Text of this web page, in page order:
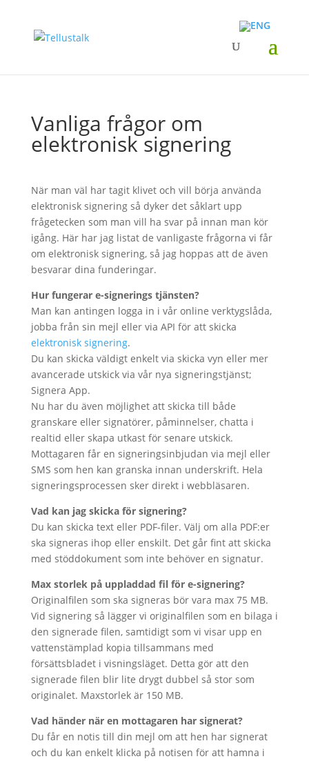
Vanliga frågor om
elektronisk signering
När man väl har tagit klivet och vill börja använda
elektronisk signering så dyker det såklart upp
frågetecken som man vill ha svar på innan man kör
igång. Här har jag listat de vanligaste frågorna vi får
om elektronisk signering, så jag hoppas att de även
besvarar dina funderingar.
Hur fungerar e-signerings tjänsten?
Man kan antingen logga in i vår online verktygslåda,
jobba från sin mejl eller via API för att skicka
elektronisk signering.
Du kan skicka väldigt enkelt via skicka vyn eller mer
avancerade utskick via vår nya signeringstjänst;
Signera App.
Nu har du även möjlighet att skicka till både
granskare eller signatörer, påminnelser, chatta i
realtid eller skapa utkast för senare utskick.
Mottagaren får en signeringsinbjudan via mejl eller
SMS som hen kan granska innan underskrift. Hela
signeringsprocessen sker direkt i webbläsaren.
Vad kan jag skicka för signering?
Du kan skicka text eller PDF-filer. Välj om alla PDF:er
ska signeras ihop eller enskilt. Det går fint att skicka
med stöddokument som inte behöver en signatur.
Max storlek på uppladdad fil för e-signering?
Originalfilen som ska signeras bör vara max 75 MB.
Vid signering så lägger vi originalfilen som en bilaga i
den signerade filen, samtidigt som vi visar upp en
vattenstämplad kopia tillsammans med
försättsbladet i visningsläget. Detta gör att den
signerade filen blir lite drygt dubbel så stor som
originalet. Maxstorlek är 150 MB.
Vad händer när en mottagaren har signerat?
Du får en notis till din mejl om att hen har signerat
och du kan enkelt klicka på notisen för att hamna i